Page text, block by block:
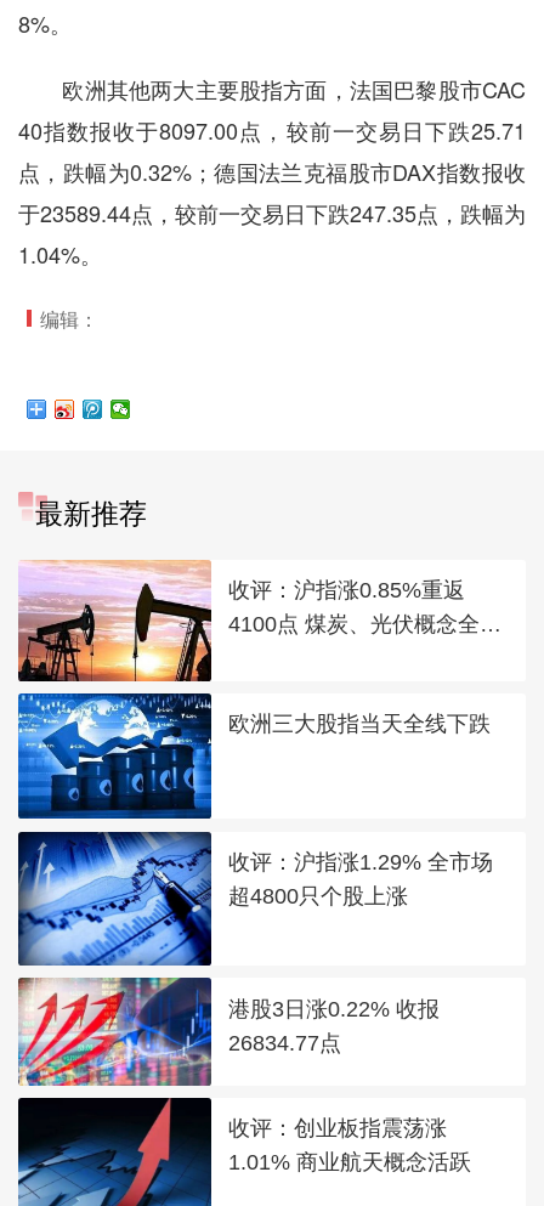
8%。
欧洲其他两大主要股指方面，法国巴黎股市CAC
40指数报收于8097.00点，较前一交易日下跌25.71
点，跌幅为0.32%；德国法兰克福股市DAX指数报收
于23589.44点，较前一交易日下跌247.35点，跌幅为
1.04%。
编辑：
最新推荐
收评：沪指涨0.85%重返
4100点 煤炭、光伏概念全线
欧洲三大股指当天全线下跌
收评：沪指涨1.29% 全市场
超4800只个股上涨
港股3日涨0.22% 收报
26834.77点
收评：创业板指震荡涨
1.01% 商业航天概念活跃